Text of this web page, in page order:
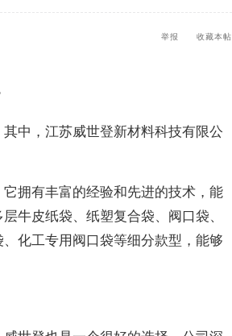
举报 收藏本帖
中，江苏威世登新材料科技有限公
拥有丰富的经验和先进的技术，能
牛皮纸袋、纸塑复合袋、阀口袋、
化工专用阀口袋等细分款型，能够